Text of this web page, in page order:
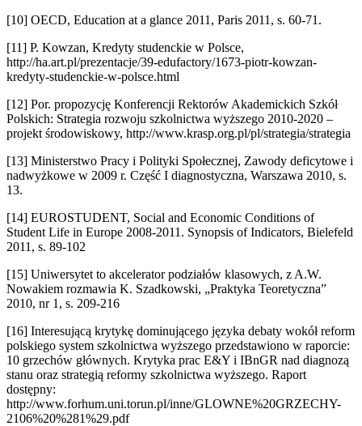
[10] OECD, Education at a glance 2011, Paris 2011, s. 60-71.
[11] P. Kowzan, Kredyty studenckie w Polsce,
http://ha.art.pl/prezentacje/39-edufactory/1673-piotr-kowzan-
kredyty-studenckie-w-polsce.html
[12] Por. propozycję Konferencji Rektorów Akademickich Szkół
Polskich: Strategia rozwoju szkolnictwa wyższego 2010-2020 –
projekt środowiskowy, http://www.krasp.org.pl/pl/strategia/strategia
[13] Ministerstwo Pracy i Polityki Społecznej, Zawody deficytowe i
nadwyżkowe w 2009 r. Część I diagnostyczna, Warszawa 2010, s.
13.
[14] EUROSTUDENT, Social and Economic Conditions of
Student Life in Europe 2008-2011. Synopsis of Indicators, Bielefeld
2011, s. 89-102
[15] Uniwersytet to akcelerator podziałów klasowych, z A.W.
Nowakiem rozmawia K. Szadkowski, „Praktyka Teoretyczna”
2010, nr 1, s. 209-216
[16] Interesującą krytykę dominującego języka debaty wokół reform
polskiego system szkolnictwa wyższego przedstawiono w raporcie:
10 grzechów głównych. Krytyka prac E&Y i IBnGR nad diagnozą
stanu oraz strategią reformy szkolnictwa wyższego. Raport
dostępny:
http://www.forhum.uni.torun.pl/inne/GLOWNE%20GRZECHY-
2106%20%281%29.pdf